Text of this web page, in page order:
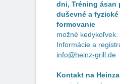
dni, Tréning ásan
duševné a fyzické
formovanie
možné kedykoľvek.
Informácie a
info@heinz-grill.de
Kontakt na